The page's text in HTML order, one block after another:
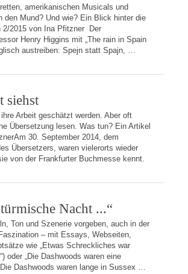
amerikanischen Musicals und
den Mund? Und wie? Ein Blick hinter die
2/2015 von Ina Pfitzner Der
Henry Higgins mit „The rain in Spain
austreiben: Spejn statt Spajn, …
siehst
Arbeit geschätzt werden. Aber oft
Übersetzung lesen. Was tun? Ein Artikel
30. September 2014, dem
Übersetzers, waren vielerorts wieder
von der Frankfurter Buchmesse kennt.
Nacht ...“
Ton und Szenerie vorgeben, auch in der
– mit Essays, Webseiten,
wie „Etwas Schreckliches war
oder „Die Dashwoods waren eine
Dashwoods waren lange in Sussex …